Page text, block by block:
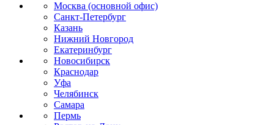
Москва (основной офис)
Санкт-Петербург
Казань
Нижний Новгород
Екатеринбург
Новосибирск
Краснодар
Уфа
Челябинск
Самара
Пермь